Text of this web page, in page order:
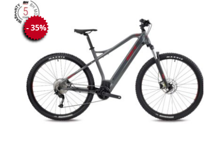
- 35%